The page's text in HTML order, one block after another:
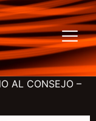
AL CONSEJO –